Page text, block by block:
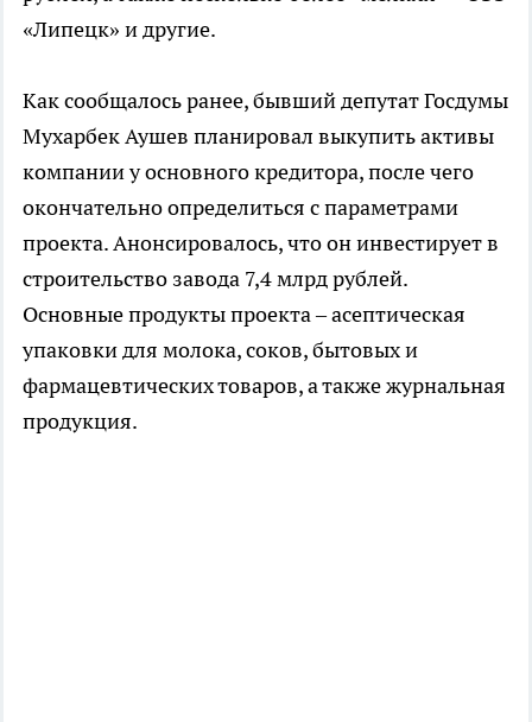
«Липецк» и другие.
Как сообщалось ранее, бывший депутат Госдумы
Мухарбек Аушев планировал выкупить активы
компании у основного кредитора, после чего
окончательно определиться с параметрами
проекта. Анонсировалось, что он инвестирует в
строительство завода 7,4 млрд рублей.
Основные продукты проекта – асептическая
упаковки для молока, соков, бытовых и
фармацевтических товаров, а также журнальная
продукция.